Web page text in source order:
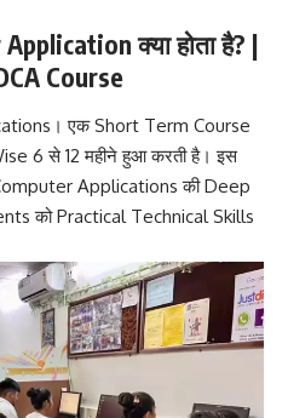
क्या होता है? |
Course
एक Short Term Course
6 से 12 महीने हुआ करती है। इस
Applications की Deep
को Practical Technical Skills